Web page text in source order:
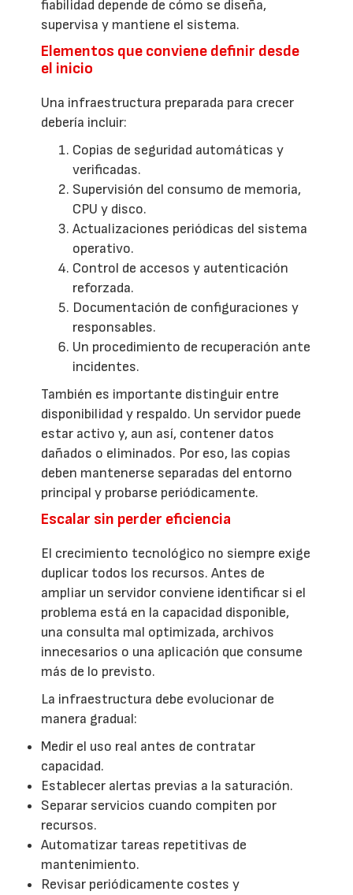
fiabilidad depende de cómo se diseña,
supervisa y mantiene el sistema.
Elementos que conviene definir desde
el inicio
Una infraestructura preparada para crecer
debería incluir:
Copias de seguridad automáticas y
verificadas.
Supervisión del consumo de memoria,
CPU y disco.
Actualizaciones periódicas del sistema
operativo.
Control de accesos y autenticación
reforzada.
Documentación de configuraciones y
responsables.
Un procedimiento de recuperación ante
incidentes.
También es importante distinguir entre
disponibilidad y respaldo. Un servidor puede
estar activo y, aun así, contener datos
dañados o eliminados. Por eso, las copias
deben mantenerse separadas del entorno
principal y probarse periódicamente.
Escalar sin perder eficiencia
El crecimiento tecnológico no siempre exige
duplicar todos los recursos. Antes de
ampliar un servidor conviene identificar si el
problema está en la capacidad disponible,
una consulta mal optimizada, archivos
innecesarios o una aplicación que consume
más de lo previsto.
La infraestructura debe evolucionar de
manera gradual:
Medir el uso real antes de contratar
capacidad.
Establecer alertas previas a la saturación.
Separar servicios cuando compiten por
recursos.
Automatizar tareas repetitivas de
mantenimiento.
Revisar periódicamente costes y